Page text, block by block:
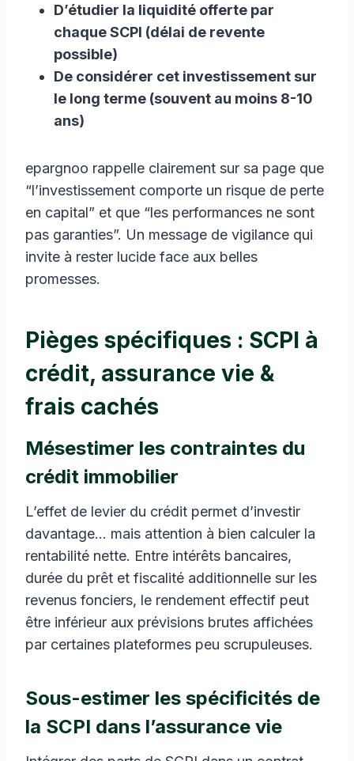
D’étudier la liquidité offerte par
chaque SCPI (délai de revente
possible)
De considérer cet investissement sur
le long terme (souvent au moins 8-10
ans)
epargnoo rappelle clairement sur sa page que
“l’investissement comporte un risque de perte
en capital” et que “les performances ne sont
pas garanties”. Un message de vigilance qui
invite à rester lucide face aux belles
promesses.
Pièges spécifiques : SCPI à
crédit, assurance vie &
frais cachés
Mésestimer les contraintes du
crédit immobilier
L’effet de levier du crédit permet d’investir
davantage… mais attention à bien calculer la
rentabilité nette. Entre intérêts bancaires,
durée du prêt et fiscalité additionnelle sur les
revenus fonciers, le rendement effectif peut
être inférieur aux prévisions brutes affichées
par certaines plateformes peu scrupuleuses.
Sous-estimer les spécificités de
la SCPI dans l’assurance vie